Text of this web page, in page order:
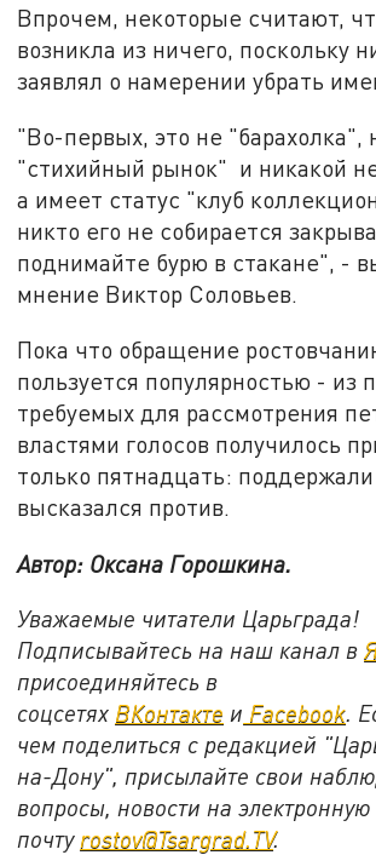
Впрочем, некоторые считают,
возникла из ничего, поскольку
заявлял о намерении убрать
"Во-первых, это не "барахолка",
"стихийный рынок" и никакой
а имеет статус "клуб
никто его не собирается
поднимайте бурю в стакане", -
мнение Виктор Соловьев.
Пока что обращение
пользуется популярностью - из
требуемых для рассмотрения
властями голосов получилось
только пятнадцать:
высказался против.
Автор: Оксана Горошкина.
Уважаемые читатели Царьграда!
Подписывайтесь на наш канал в
присоединяйтесь в
соцсетях ВКонтакте и Facebook.
чем поделиться с редакцией
на-Дону", присылайте свои
вопросы, новости на электронную
почту rostov@Tsargrad.TV.